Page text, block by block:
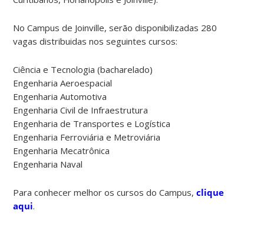
No Campus de Joinville, serão disponibilizadas 280
vagas distribuidas nos seguintes cursos:
Ciência e Tecnologia (bacharelado)
Engenharia Aeroespacial
Engenharia Automotiva
Engenharia Civil de Infraestrutura
Engenharia de Transportes e Logística
Engenharia Ferroviária e Metroviária
Engenharia Mecatrônica
Engenharia Naval
Para conhecer melhor os cursos do Campus,clique
aqui.